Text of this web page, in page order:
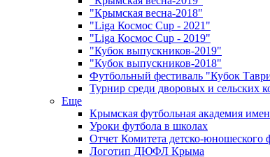
"Крымская весна-2018"
"Liga Космос Cup - 2021"
"Liga Космос Cup - 2019"
"Кубок выпускников-2019"
"Кубок выпускников-2018"
Футбольный фестиваль "Кубок
Турнир среди дворовых и сельских
Еще
Крымская футбольная академия
Уроки футбола в школах
Отчет Комитета детско-
Логотип ДЮФЛ Крыма